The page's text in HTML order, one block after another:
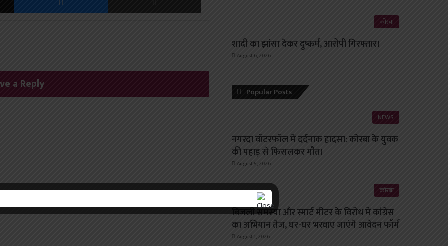
a Reply
कोरबा
शादी का झांसा देकर दुष्कर्म, आरोपी गिरफ्तार।
August 6, 2026
Popular Posts
NEWS
नगरदा वॉटरफॉल में दर्दनाक हादसा: कोरबा के युवक
की पहाड़ से फिसलकर मौत।
August 5, 2026
कोरबा
बिजली समस्या और स्मार्ट मीटर के विरोध में कांग्रेस
का अभियान तेज, घर-घर भरवाए जाएंगे आवेदन फॉर्म
August 1, 2026